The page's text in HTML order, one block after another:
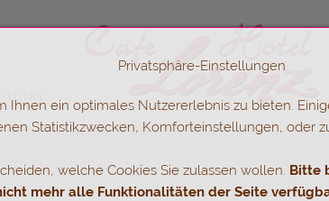
+ 3]
Privatsphäre-Einstellungen
Ihnen ein optimales Nutzererlebnis zu bieten.
Statistikzwecken, Komforteinstellungen, oder
welche Cookies Sie zulassen wollen. Bitte
mehr alle Funktionalitäten der Seite